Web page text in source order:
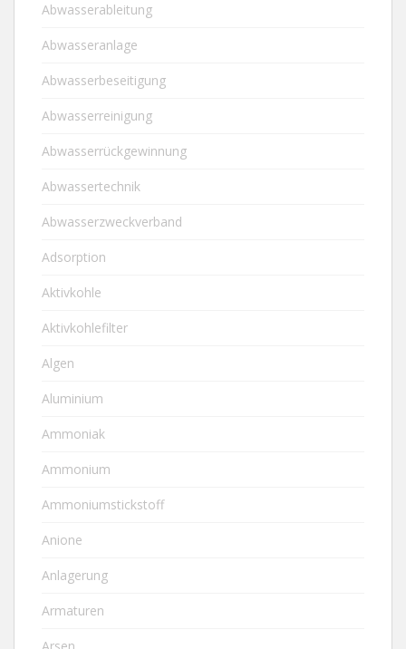
Abwasserableitung
Abwasseranlage
Abwasserbeseitigung
Abwasserreinigung
Abwasserrückgewinnung
Abwassertechnik
Abwasserzweckverband
Adsorption
Aktivkohle
Aktivkohlefilter
Algen
Aluminium
Ammoniak
Ammonium
Ammoniumstickstoff
Anione
Anlagerung
Armaturen